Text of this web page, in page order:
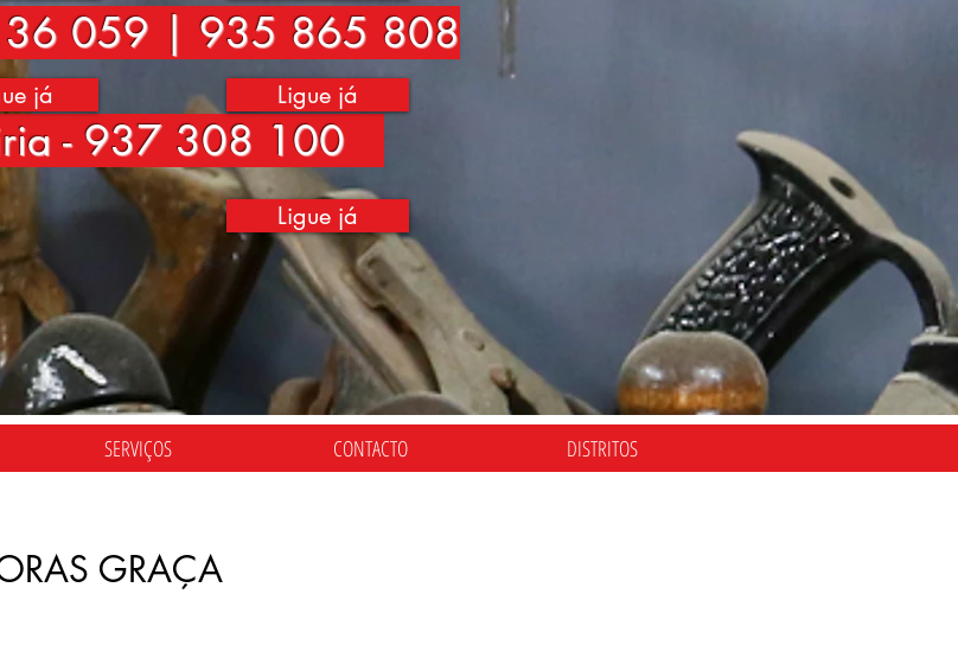
059 | 935 865 808
- 937 308 100
já Ligue já
Ligue já
SERVIÇOS CONTACTO DISTRITOS
GRAÇA